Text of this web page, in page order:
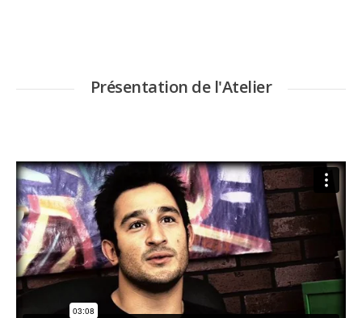
Présentation de l'Atelier